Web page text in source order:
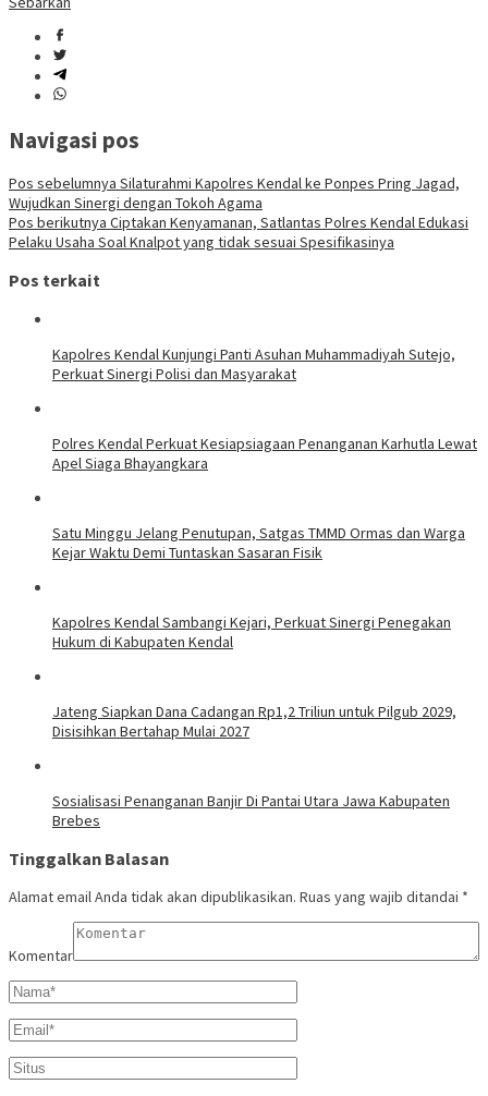
Navigasi pos
Pos sebelumnya Silaturahmi Kapolres Kendal ke Ponpes Pring Jagad,
Wujudkan Sinergi dengan Tokoh Agama
Pos berikutnya Ciptakan Kenyamanan, Satlantas Polres Kendal Edukasi
Pelaku Usaha Soal Knalpot yang tidak sesuai Spesifikasinya
Pos terkait
Kapolres Kendal Kunjungi Panti Asuhan Muhammadiyah Sutejo,
Perkuat Sinergi Polisi dan Masyarakat
Polres Kendal Perkuat Kesiapsiagaan Penanganan Karhutla Lewat
Apel Siaga Bhayangkara
Satu Minggu Jelang Penutupan, Satgas TMMD Ormas dan Warga
Kejar Waktu Demi Tuntaskan Sasaran Fisik
Kapolres Kendal Sambangi Kejari, Perkuat Sinergi Penegakan
Hukum di Kabupaten Kendal
Jateng Siapkan Dana Cadangan Rp1,2 Triliun untuk Pilgub 2029,
Disisihkan Bertahap Mulai 2027
Sosialisasi Penanganan Banjir Di Pantai Utara Jawa Kabupaten
Brebes
Tinggalkan Balasan
Alamat email Anda tidak akan dipublikasikan. Ruas yang wajib ditandai *
Komentar